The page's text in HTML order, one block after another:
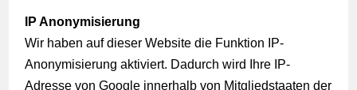
IP Anonymisierung
Wir haben auf dieser Website die Funktion IP-
Anonymisierung aktiviert. Dadurch wird Ihre IP-
Adresse von Google innerhalb von Mitgliedstaaten der